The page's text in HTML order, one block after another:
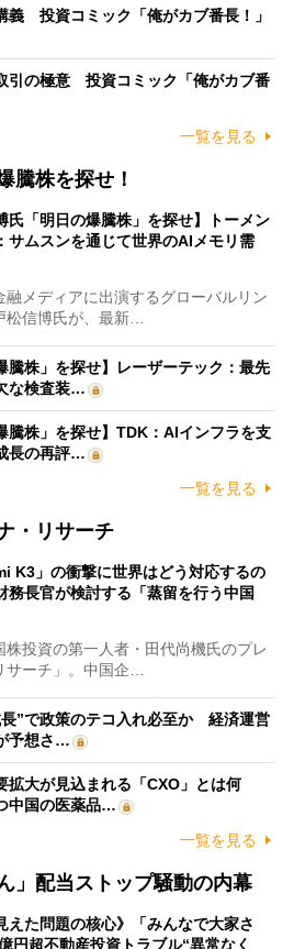
義 投資コミック「俺がカブ番長！」
引の極意 投資コミック「俺がカブ番
一覧を見る
騰株を探せ！
氏「明日の爆騰株」を探せ】トーメン
サムスンを通じて世界のAIメモリ需
メディアに出演するグローバルリン
松信博氏が、最新…
騰株」を探せ】レーザーテック：最先
な検査装…
騰株」を探せ】TDK：AIインフラを支
長の再評…
一覧を見る
・リサーチ
K3」の衝撃に世界はどう対応するの
長官が検討する「蒸留を行う中国
投資の第一人者・田代尚機氏のプレ
サーチ」。中国企…
”で政策のテコ入れ必至か 経済運営
予想さ…
拡大が見込まれる「CXO」とは何
中国の医薬品…
一覧を見る
」配当ストップ騒動の内幕
えた問題の核心》「みんなで大家さ
円超不動産投資トラブル“異常なく